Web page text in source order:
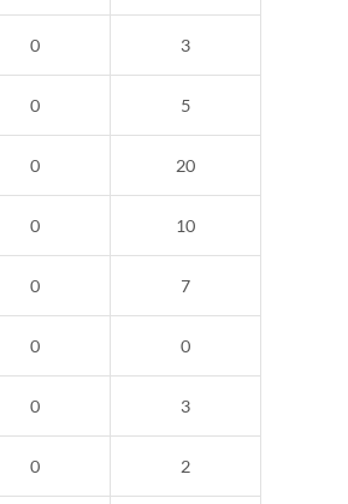
0 3
0 5
0 20
0 10
0 7
0 0
0 3
0 2